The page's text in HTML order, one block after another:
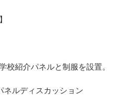
校紹介パネルと制服を設置。
ルディスカッション